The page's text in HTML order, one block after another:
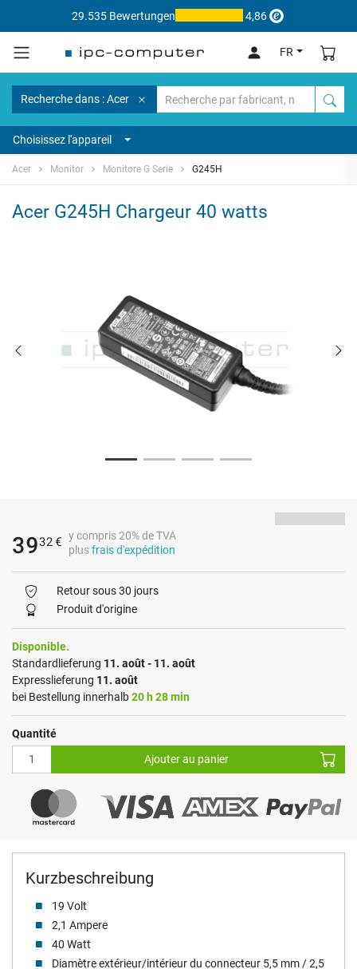
29.535 Bewertungen 4,86
FR
Recherche dans : Acer
Choisissez l'appareil
Acer Monitor Monitore G Serie G245H
Acer G245H Chargeur 40 watts
Kurzbeschreibung
19 Volt
2,1 Ampere
40 Watt
Diamètre extérieur/intérieur du connecteur 5,5 mm / 2,5
3932 € y compris 20% de TVA
plusfrais d'expédition
Retour sous 30 jours
Produit d'origine
Disponible.
Standardlieferung 11. août - 11. août
Expresslieferung 11. août
bei Bestellung innerhalb20 h 28 min
Quantité
Ajouter au panier